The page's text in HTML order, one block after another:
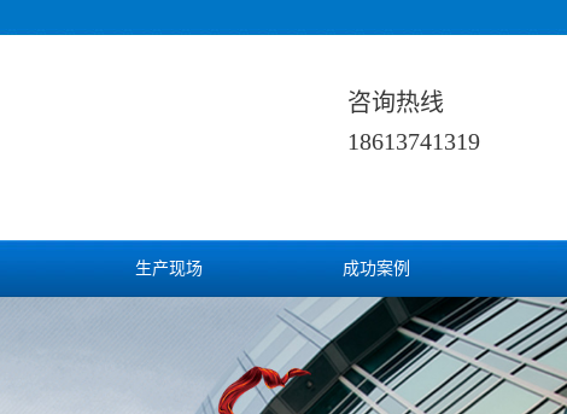
咨询热线
18613741319
生产现场 成功案例